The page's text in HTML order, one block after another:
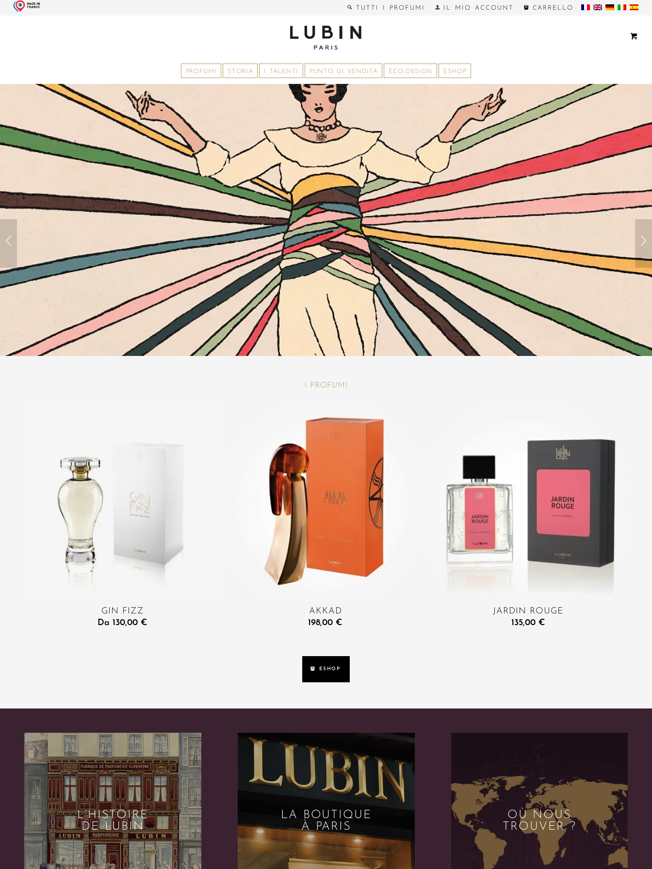
TUTTI I PROFUMI IL MIO ACCOUNT CARRELLO
PROFUMI STORIA I TALENTI PUNTO DI VENDITA ECO-DESIGN ESHOP
I PROFUMI
GIN FIZZ
Da 130,00 €
AKKAD
198,00 €
JARDIN ROUGE
135,00 €
ESHOP
L’HISTOIRE
DE LUBIN
LA BOUTIQUE
À PARIS
OÙ NOUS
TROUVER ?